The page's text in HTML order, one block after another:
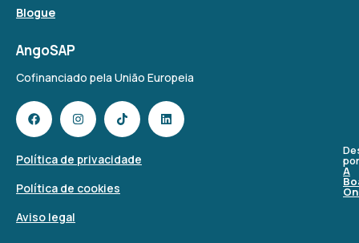
Blogue
AngoSAP
Cofinanciado pela União Europeia
Política de privacidade
Política de cookies
Aviso legal
por
A